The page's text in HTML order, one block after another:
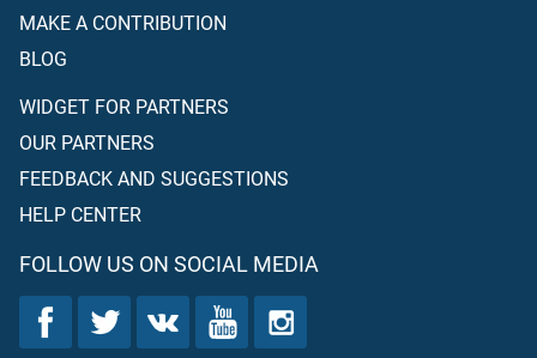
MAKE A CONTRIBUTION
BLOG
WIDGET FOR PARTNERS
OUR PARTNERS
FEEDBACK AND SUGGESTIONS
HELP CENTER
FOLLOW US ON SOCIAL MEDIA